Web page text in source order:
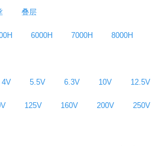
叠层
6000H 7000H 8000H
4V 5.5V 6.3V 10V 12.5V
125V 160V 200V 250V